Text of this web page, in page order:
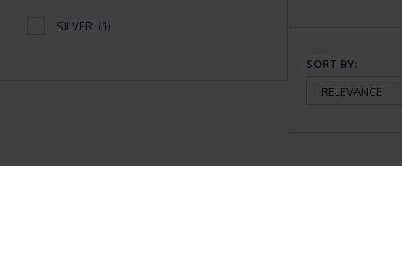
SILVER (1)
SORT BY: